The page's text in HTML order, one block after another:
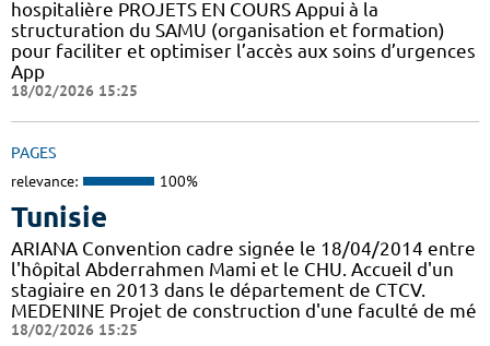
hospitalière PROJETS EN COURS Appui à la
structuration du SAMU (organisation et formation)
pour faciliter et optimiser l’accès aux soins d’urgences
App
18/02/2026 15:25
PAGES
relevance: 100%
Tunisie
ARIANA Convention cadre signée le 18/04/2014 entre
l'hôpital Abderrahmen Mami et le CHU. Accueil d'un
stagiaire en 2013 dans le département de CTCV.
MEDENINE Projet de construction d'une faculté de mé
18/02/2026 15:25